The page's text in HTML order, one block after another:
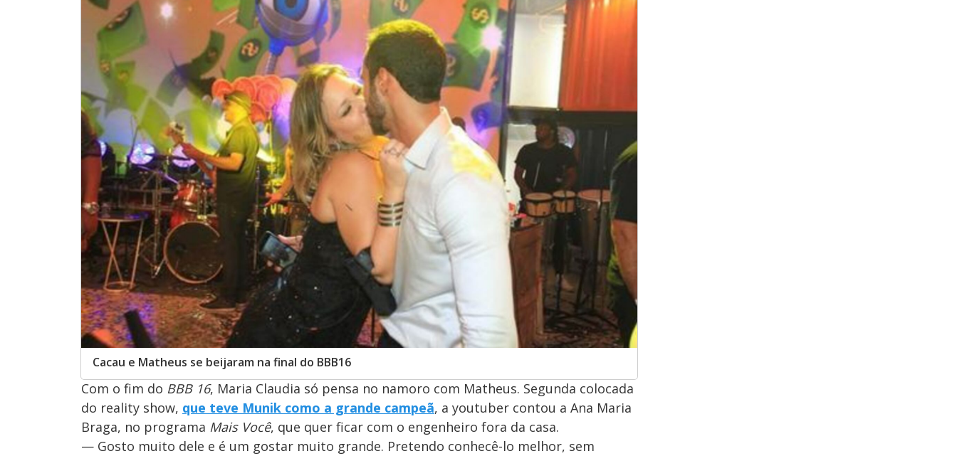
Cacau e Matheus se beijaram na final do BBB16
Com o fim do BBB 16, Maria Claudia só pensa no namoro com Matheus. Segunda colocada
do reality show, que teve Munik como a grande campeã, a youtuber contou a Ana Maria
Braga, no programa Mais Você, que quer ficar com o engenheiro fora da casa.
— Gosto muito dele e é um gostar muito grande. Pretendo conhecê-lo melhor, sem